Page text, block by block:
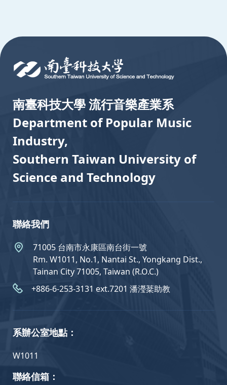
南臺科技大學 流行音樂產業系
Department of Popular Music
Industry,
Southern Taiwan University of
Science and Technology
聯絡我們
71005 台南市永康區南台街一號
Rm. W1011, No.1, Nantai St., Yongkang Dist.,
Tainan City 71005, Taiwan (R.O.C.)
+886-6-253-3131 ext.7201 潘瀅棻助教
系辦公室地點：
W1011
聯絡信箱：